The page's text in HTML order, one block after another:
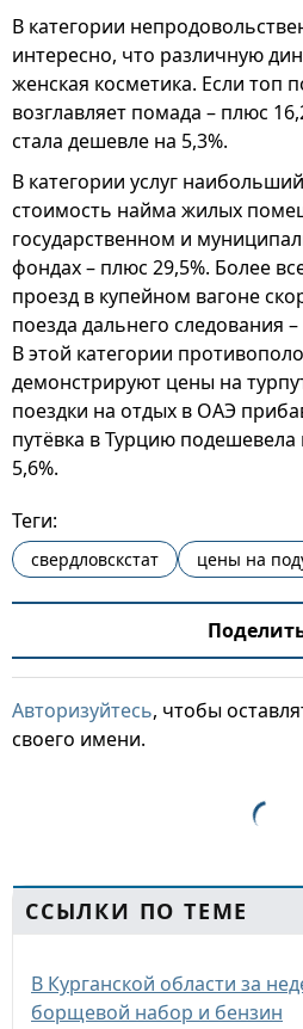
В категории
интересно, что различную
женская косметика. Если
возглавляет помада – плюс
стала дешевле на 5,3%.
В категории услуг
стоимость найма жилых
государственном и
фондах – плюс 29,5%. Более
проезд в купейном вагоне
поезда дальнего следования
В этой категории
демонстрируют цены на
поездки на отдых в ОАЭ
путёвка в Турцию подешевела
5,6%.
Теги:
свердловскстат цены на
Авторизуйтесь, чтобы
своего имени.
ССЫЛКИ ПО ТЕМЕ
В Курганской области за
борщевой набор и бензин